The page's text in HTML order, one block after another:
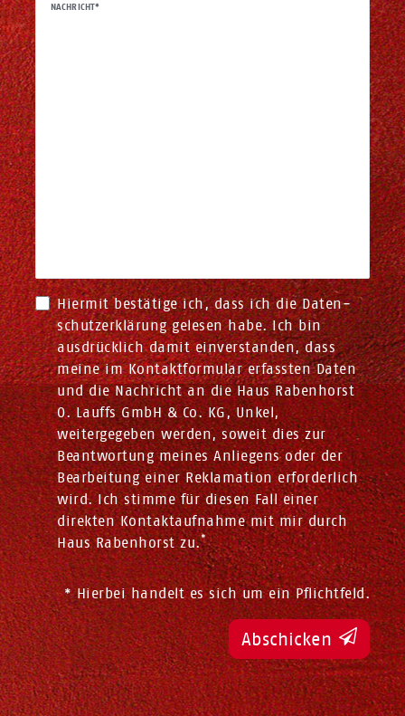
NACHRICHT*
Hiermit bestätige ich, dass ich dieDaten­
schutz­erklärunggelesen habe. Ich bin
ausdrücklich damit einverstanden, dass
meine im Kontaktformular erfassten Daten
und die Nachricht an die Haus Rabenhorst
O. Lauffs GmbH & Co. KG, Unkel,
weitergegeben werden, soweit dies zur
Beantwortung meines Anliegens oder der
Bearbeitung einer Reklamation erforderlich
wird. Ich stimme für diesen Fall einer
direkten Kontaktaufnahme mit mir durch
Haus Rabenhorst zu.*
* Hierbei handelt es sich um ein Pflichtfeld.
Abschicken